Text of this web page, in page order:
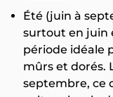
Été (juin à
surtout en juin
période idéale
mûrs et dorés.
septembre, ce